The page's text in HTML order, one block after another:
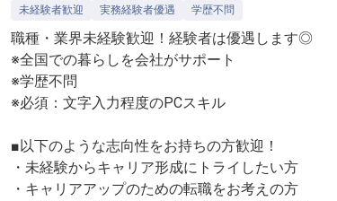
未経験者歓迎 実務経験者優遇 学歴不問
職種・業界未経験歓迎！経験者は優遇します◎
※全国での暮らしを会社がサポート
※学歴不問
※必須：文字入力程度のPCスキル
■以下のような志向性をお持ちの方歓迎！
・未経験からキャリア形成にトライしたい方
・キャリアアップのための転職をお考えの方